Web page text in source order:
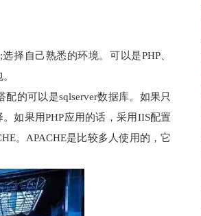
择自己熟悉的环境。可以是PHP、
的可以是sqlserver数据库。如果只
如果用PHP应用的话，采用IIS配置
。APACHE是比较多人使用的，它